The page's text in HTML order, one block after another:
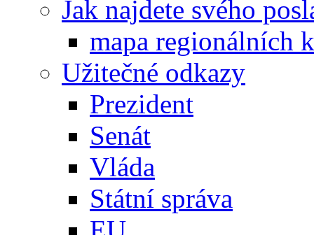
Jak najdete svého
mapa regionálních
Užitečné odkazy
Prezident
Senát
Vláda
Státní správa